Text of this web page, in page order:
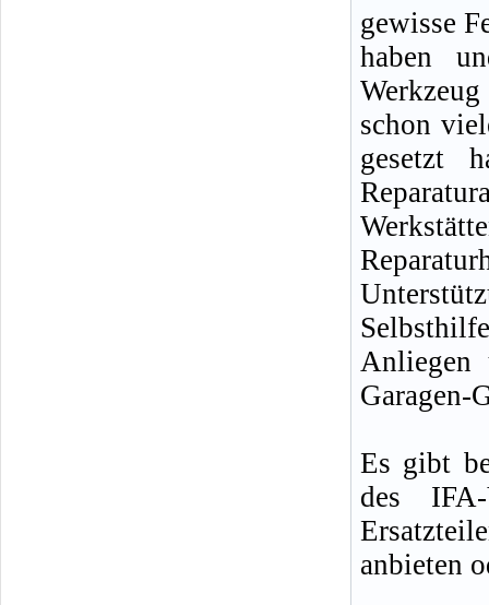
gewisse
haben
schon
gesetzt
Garagen-
Es gibt
des
anbieten